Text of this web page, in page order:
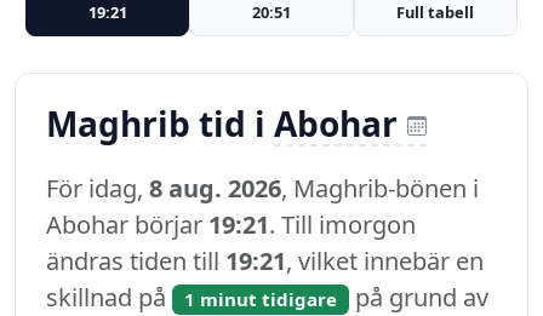
19:21 20:51 Full tabell
Maghrib tid i Abohar
För idag, 8 aug. 2026, Maghrib-bönen i
Abohar börjar 19:21. Till imorgon
ändras tiden till 19:21, vilket innebär en
skillnad på
1 minut tidigare på grund av